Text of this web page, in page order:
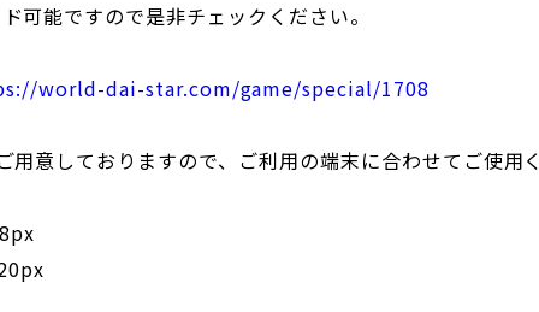
可能ですので是非チェックください。
world-dai-star.com/game/special/1708
用意しておりますので、ご利用の端末に合わせてご使用